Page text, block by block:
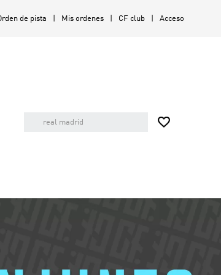
de pista Mis ordenes CF club Acceso
